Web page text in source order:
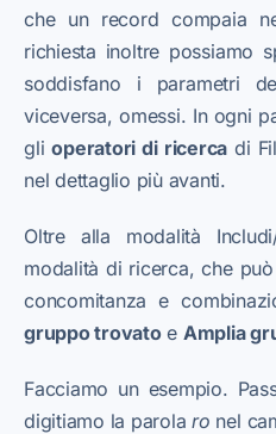
che un record compaia
richiesta inoltre possiamo
soddisfano i parametri
viceversa, omessi. In ogni
glioperatori di ricerca di
nel dettaglio più avanti.
Oltre alla modalità
modalità di ricerca, che
concomitanza e
gruppo trovatoe Amplia
Facciamo un esempio.
digitiamo la parolaro nel